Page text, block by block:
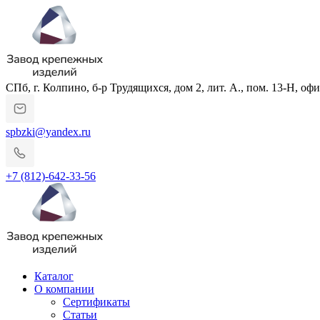
СПб, г. Колпино, б-р Трудящихся, дом 2, лит. А., пом. 13-Н,
spbzki@yandex.ru
+7 (812)-642-33-56
Каталог
О компании
Сертификаты
Статьи